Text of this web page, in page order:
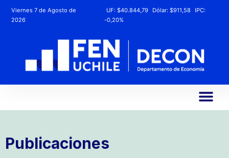
Viernes 7 de Agosto de
2026
UF:$40.844,79 Dólar:$911,58
IPC:
-0,20%
Publicaciones